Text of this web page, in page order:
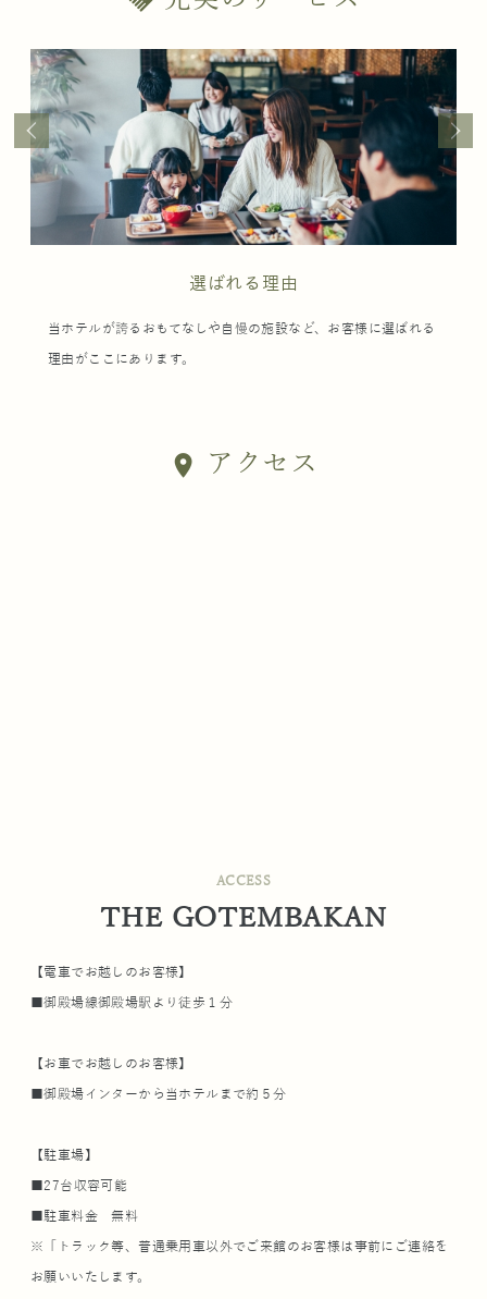
選ばれる理由
当ホテルが誇るおもてなしや自慢の施設など、お客様に選ばれる
理由がここにあります。
location_on アクセス
ACCESS
THE GOTEMBAKAN
【電車でお越しのお客様】
■御殿場線御殿場駅より徒歩１分
【お車でお越しのお客様】
■御殿場インターから当ホテルまで約５分
【駐車場】
■27台収容可能
■駐車料金 無料
※「トラック等、普通乗用車以外でご来館のお客様は事前にご連絡を
お願いいたします。